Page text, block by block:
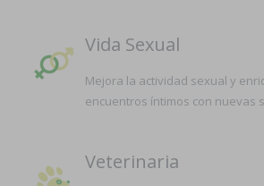
Vida Sexual
Mejora la actividad sexual y
encuentros íntimos con nuevas
Veterinaria